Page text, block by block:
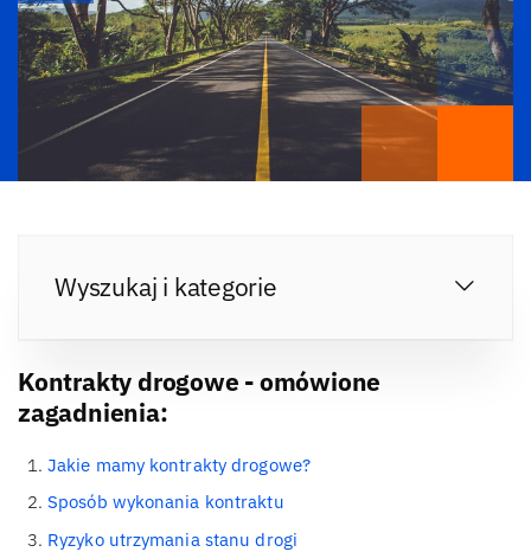
Wyszukaj i kategorie
Kontrakty drogowe - omówione
zagadnienia:
Jakie mamy kontrakty drogowe?
Sposób wykonania kontraktu
Ryzyko utrzymania stanu drogi